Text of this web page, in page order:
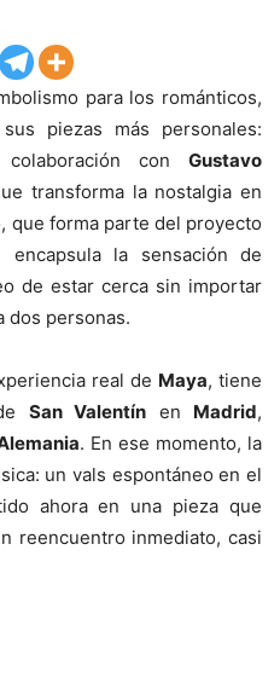
para los románticos,
piezas más personales:
con Gustavo
transforma la nostalgia en
que forma parte del proyecto
encapsula la sensación de
de estar cerca sin importar
dos personas.
real de Maya, tiene
San Valentín en Madrid,
. En ese momento, la
un vals espontáneo en el
ahora en una pieza que
reencuentro inmediato, casi